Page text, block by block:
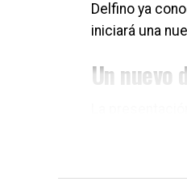
Delfino ya
iniciará una
Un nuevo
su regreso,